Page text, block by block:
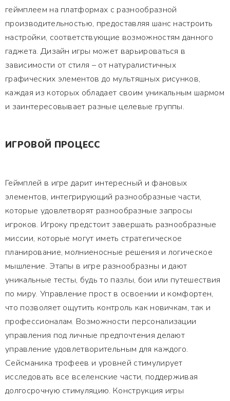
геймплеем на платформах с разнообразной
производительностью, предоставляя шанс настроить
настройки, соответствующие возможностям данного
гаджета. Дизайн игры может варьироваться в
зависимости от стиля – от натуралистичных
графических элементов до мультяшных рисунков,
каждая из которых обладает своим уникальным шармом
и заинтересовывает разные целевые группы.
ИГРОВОЙ ПРОЦЕСС
Геймплей в игре дарит интересный и фановых
элементов, интегрирующий разнообразные части,
которые удовлетворят разнообразные запросы
игроков. Игроку предстоит завершать разнообразные
миссии, которые могут иметь стратегическое
планирование, молниеносные решения и логическое
мышление. Этапы в игре разнообразны и дают
уникальные тесты, будь то пазлы, бои или путешествия
по миру. Управление прост в освоении и комфортен,
что позволяет ощутить контроль как новичкам, так и
профессионалам. Возможности персонализации
управления под личные предпочтения делают
управление удовлетворительным для каждого.
Сейсманика трофеев и уровней стимулирует
исследовать все вселенские части, поддерживая
долгосрочную стимуляцию. Конструкция игры